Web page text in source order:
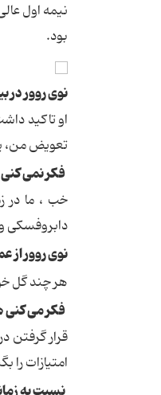
بود.
نوی روور در
تعویض من،
فكر نمی
خب ، ما در
دابروفسكی
نوی روور از
هر چند گل خوردن در دقیقه 92 تلخ است ولی تساوی در
فكر می كنی
قرار گرفتن
امتیازات را